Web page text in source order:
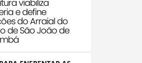
viabiliza
e define
do Arraial do
de São João de